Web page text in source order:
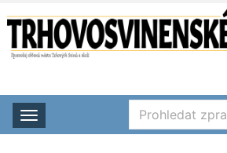
Rozbalit nabídku